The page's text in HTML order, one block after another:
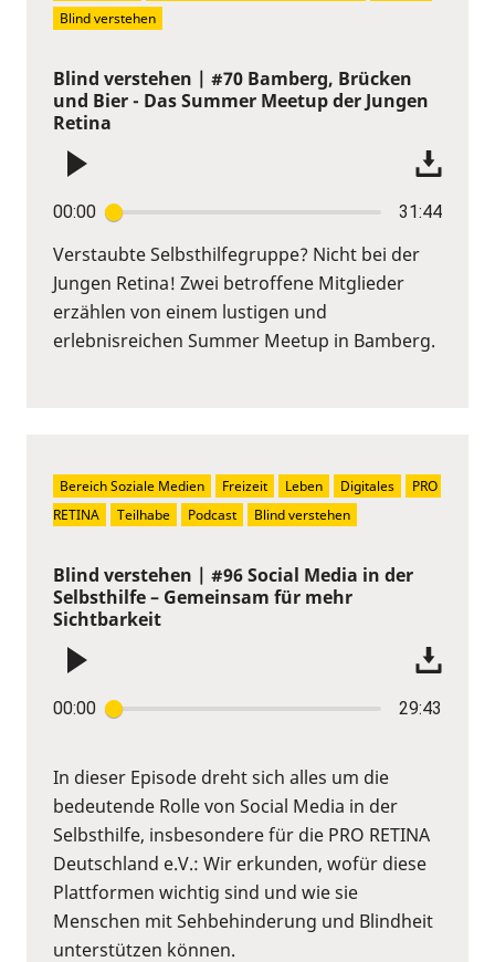
Blind verstehen | #70 Bamberg, Brücken
und Bier - Das Summer Meetup der Jungen
Retina
00:00 31:44
Verstaubte Selbsthilfegruppe? Nicht bei der
Jungen Retina! Zwei betroffene Mitglieder
erzählen von einem lustigen und
erlebnisreichen Summer Meetup in Bamberg.
Blind verstehen
Blind verstehen | #96 Social Media in der
Selbsthilfe – Gemeinsam für mehr
Sichtbarkeit
00:00 29:43
In dieser Episode dreht sich alles um die
bedeutende Rolle von Social Media in der
Selbsthilfe, insbesondere für die PRO RETINA
Deutschland e.V.: Wir erkunden, wofür diese
Plattformen wichtig sind und wie sie
Menschen mit Sehbehinderung und Blindheit
unterstützen können.
Bereich Soziale Medien Freizeit Leben Digitales
PRO
RETINA
Teilhabe Podcast Blind verstehen